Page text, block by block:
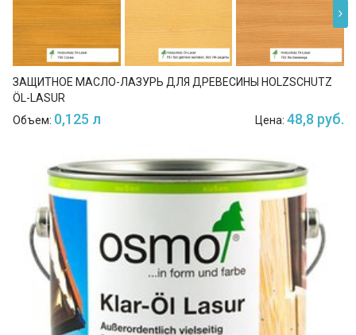
ЗАЩИТНОЕ МАСЛО-ЛАЗУРЬ ДЛЯ ДРЕВЕСИНЫ HOLZSCHUTZ
ÖL-LASUR
Объем: 0,125 л Цена: 48,8 руб.